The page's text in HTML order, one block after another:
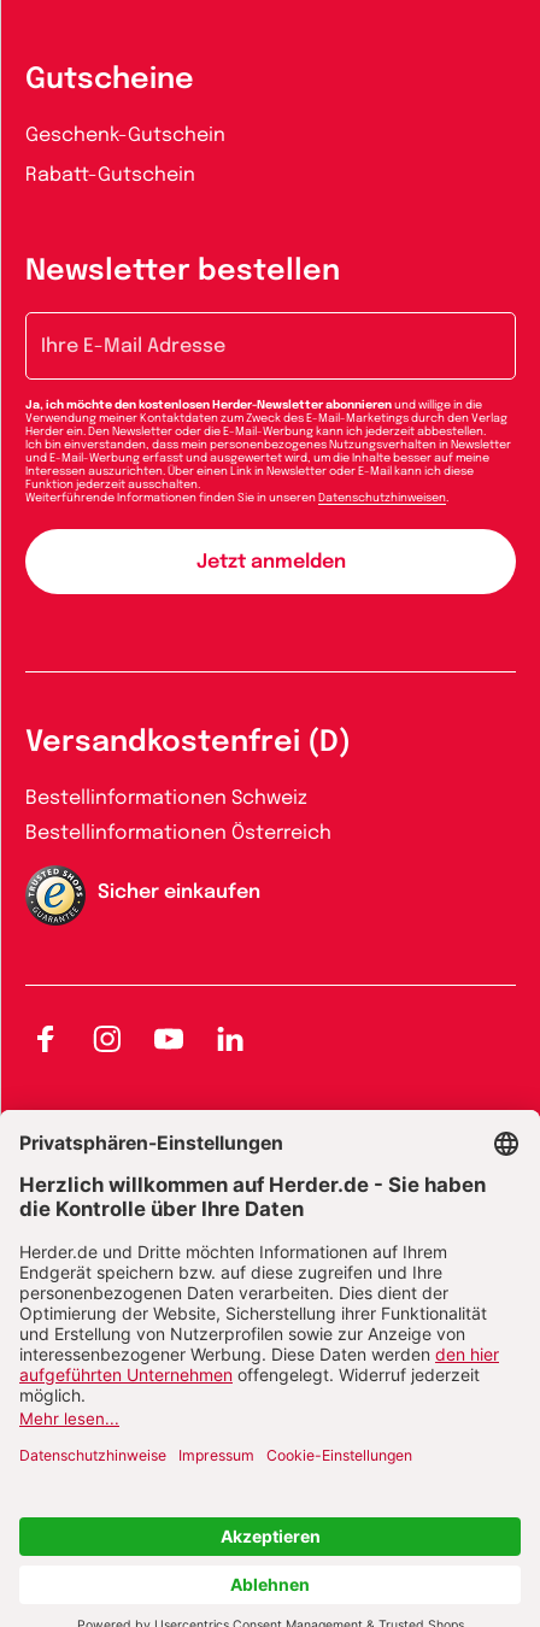
Gutscheine
Geschenk-Gutschein
Rabatt-Gutschein
Newsletter bestellen
Ja, ich möchte den kostenlosen Herder-Newsletter abonnieren und willige in die
Verwendung meiner Kontaktdaten zum Zweck des E-Mail-Marketings durch den Verlag
Herder ein. Den Newsletter oder die E-Mail-Werbung kann ich jederzeit abbestellen.
Ich bin einverstanden, dass mein personenbezogenes Nutzungsverhalten in Newsletter
und E-Mail-Werbung erfasst und ausgewertet wird, um die Inhalte besser auf meine
Interessen auszurichten. Über einen Link in Newsletter oder E-Mail kann ich diese
Funktion jederzeit ausschalten.
Weiterführende Informationen finden Sie in unseren Datenschutzhinweisen.
Versandkostenfrei (D)
Bestellinformationen Schweiz
Bestellinformationen Österreich
Sicher einkaufen
FacebookInstagramYouTubeLinkedIn
Widerrufsbelehrung E-Books
Widerrufsbelehrung Zeitschriften Datenschutz
Datenschutz Social Media Barrierefreiheit
Vertrag widerrufen